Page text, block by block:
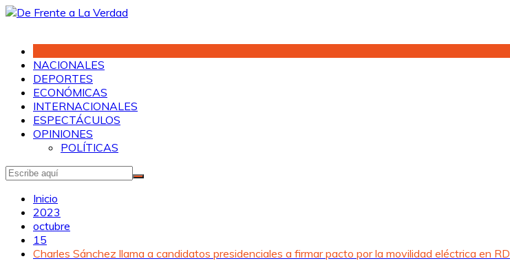
Saltar
NACIONALES
DEPORTES
ECONÓMICAS
INTERNACIONALES
ESPECTÁCULOS
OPINIONES
POLÍTICAS
Inicio
2023
octubre
15
Charles Sánchez llama a candidatos presidenciales a firmar pacto por la movilidad eléctrica en RD